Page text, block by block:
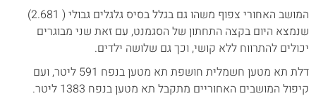
המושב האחורי צפוף משהו גם בגלל בסיס גלגלים גבולי ( 2.681)
שנמצא היום בקצה התחתון של הסגמנט, עם זאת שני מבוגרים
יכולים להתרווח ללא קושי, וכך גם שלושה ילדים.
דלת תא מטען חשמלית חושפת תא מטען בנפח 591 ליטר, ועם
קיפול המושבים האחוריים מתקבל תא מטען בנפח 1383 ליטר.